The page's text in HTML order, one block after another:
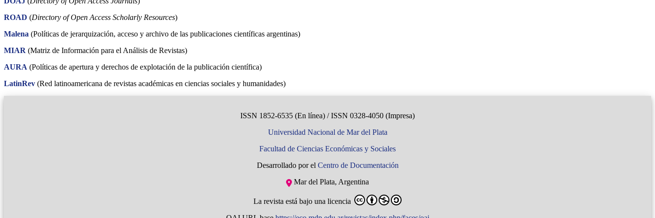
ROAD (Directory of Open Access Scholarly Resources)
Malena (Políticas de jerarquización, acceso y archivo de las publicaciones científicas argentinas)
MIAR (Matriz de Información para el Análisis de Revistas)
AURA (Políticas de apertura y derechos de explotación de la publicación científica)
LatinRev (Red latinoamericana de revistas académicas en ciencias sociales y humanidades)
ISSN 1852-6535 (En línea) / ISSN 0328-4050 (Impresa)
Universidad Nacional de Mar del Plata
Facultad de Ciencias Económicas y Sociales
Desarrollado por el Centro de Documentación
Mar del Plata, Argentina
La revista está bajo una licencia